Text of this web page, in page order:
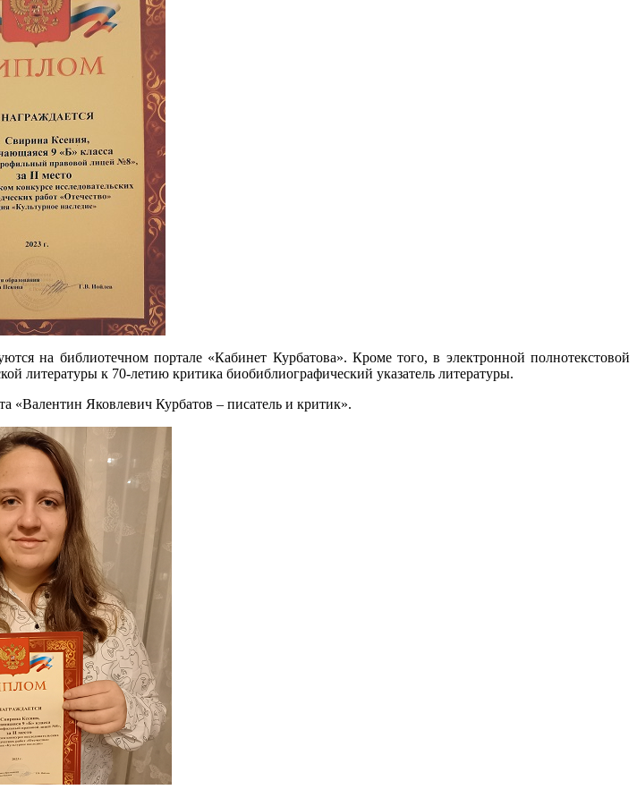
на библиотечном портале «Кабинет Курбатова». Кроме того, в электронной полнотекстовой
литературы к 70-летию критика биобиблиографический указатель литературы.
«Валентин Яковлевич Курбатов – писатель и критик».